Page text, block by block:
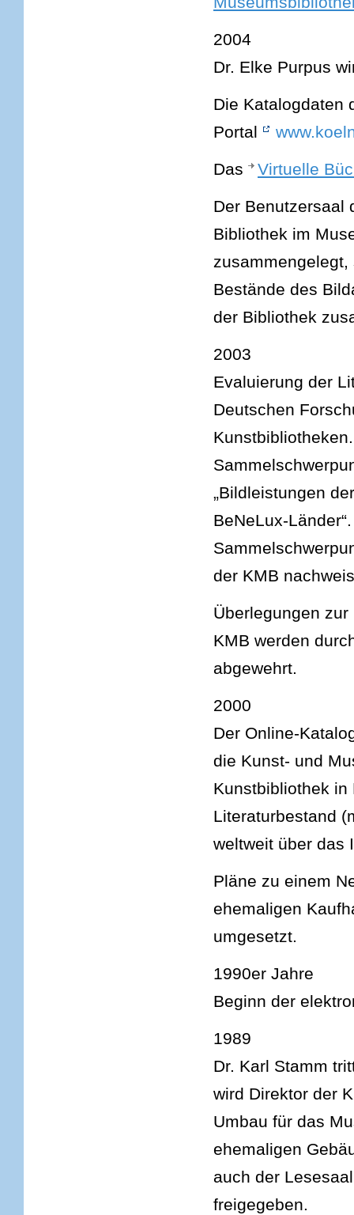
2004
Dr. Elke Purpus
Die Katalogdaten
Portal
Das Virtuelle
Der Benutzersaal
Bibliothek im
Bestände des
der Bibliothek
2003
Evaluierung der
Deutschen
„Bildleistungen
BeNeLux-
der KMB
Überlegungen
KMB werden
abgewehrt.
2000
Der Online-
die Kunst- und
Kunstbibliothek
Literaturbestand
weltweit über das
Pläne zu einem
ehemaligen
umgesetzt.
1990er Jahre
Beginn der
1989
Dr. Karl Stamm
wird Direktor der
Umbau für das
ehemaligen
auch der
freigegeben.